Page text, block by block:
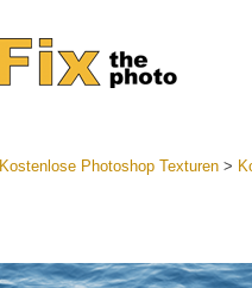
Kostenlose Photoshop Texturen>